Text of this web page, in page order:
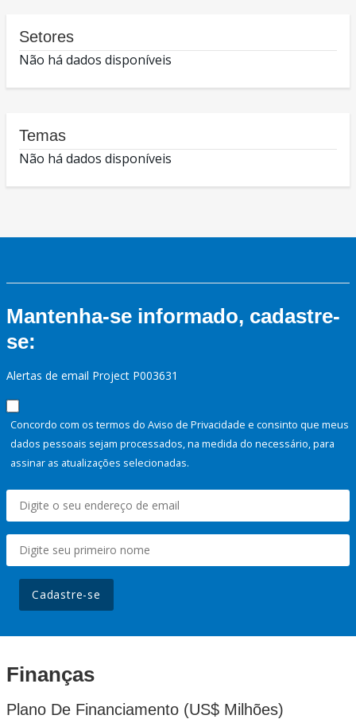
Setores
Não há dados disponíveis
Temas
Não há dados disponíveis
Mantenha-se informado, cadastre-
se:
Alertas de email Project P003631
Concordo com os termos do Aviso de Privacidade e consinto que meus
dados pessoais sejam processados, na medida do necessário, para
assinar as atualizações selecionadas.
Cadastre-se
Finanças
Plano De Financiamento (US$ Milhões)